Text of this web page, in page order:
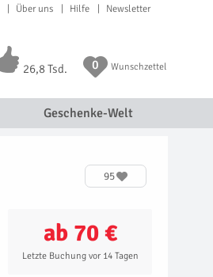
Über uns Hilfe Newsletter
26,8 Tsd. 0 Wunschzettel
Geschenke-Welt
95
ab 70 €
Letzte Buchung vor 14 Tagen